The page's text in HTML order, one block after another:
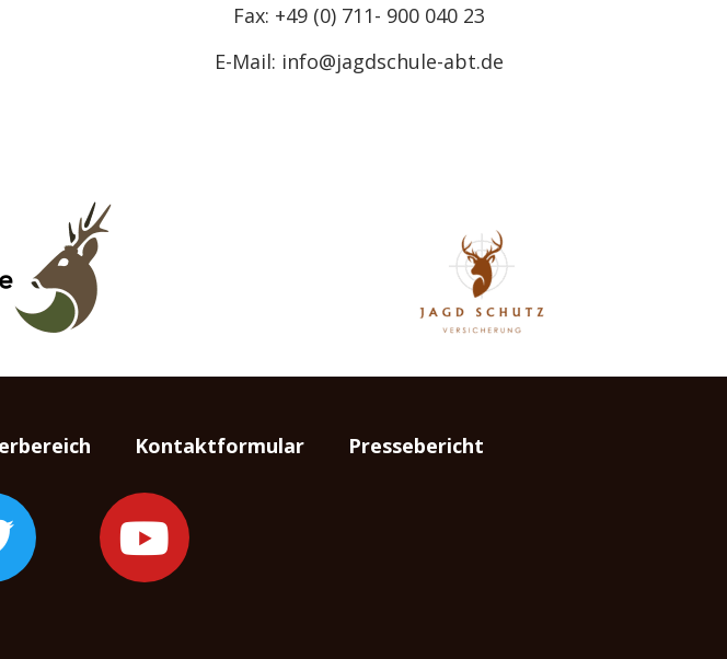
Fax: +49 (0) 711- 900 040 23
E-Mail: info@jagdschule-abt.de
Kontaktformular Pressebericht